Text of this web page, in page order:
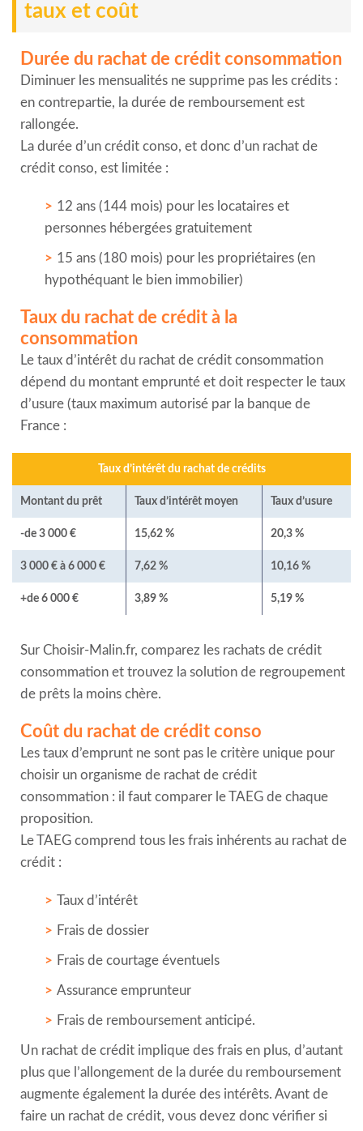
taux et coût
Durée du rachat de crédit consommation
Diminuer les mensualités ne supprime pas les crédits :
en contrepartie, la durée de remboursement est
rallongée.
La durée d’un crédit conso, et donc d’un rachat de
crédit conso, est limitée :
12 ans (144 mois) pour les locataires et
personnes hébergées gratuitement
15 ans (180 mois) pour les propriétaires (en
hypothéquant le bien immobilier)
Taux du rachat de crédit à la
consommation
Le taux d’intérêt du rachat de crédit consommation
dépend du montant emprunté et doit respecter le taux
d’usure (taux maximum autorisé par la banque de
France :
Taux d’intérêt du rachat de crédits
Montant du prêt Taux d’intérêt moyen Taux d’usure
-de 3 000 € 15,62 % 20,3 %
3 000 € à 6 000 € 7,62 % 10,16 %
+de 6 000 € 3,89 % 5,19 %
Sur Choisir-Malin.fr, comparez les rachats de crédit
consommation et trouvez la solution de regroupement
de prêts la moins chère.
Coût du rachat de crédit conso
Les taux d’emprunt ne sont pas le critère unique pour
choisir un organisme de rachat de crédit
consommation : il faut comparer le TAEG de chaque
proposition.
Le TAEG comprend tous les frais inhérents au rachat de
crédit :
Taux d’intérêt
Frais de dossier
Frais de courtage éventuels
Assurance emprunteur
Frais de remboursement anticipé.
Un rachat de crédit implique des frais en plus, d’autant
plus que l’allongement de la durée du remboursement
augmente également la durée des intérêts. Avant de
faire un rachat de crédit, vous devez donc vérifier si